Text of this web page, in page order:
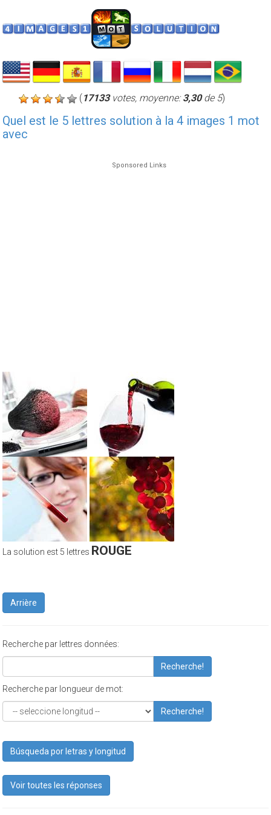
(17133votes, moyenne:3,30de 5)
Quel est le 5 lettres solution à la 4 images 1 mot
avec
Sponsored Links
La solution est 5 lettres ROUGE
Arrière
Recherche par lettres données:
Recherche!
Recherche par longueur de mot:
Recherche!
Búsqueda por letras y longitud
Voir toutes les réponses